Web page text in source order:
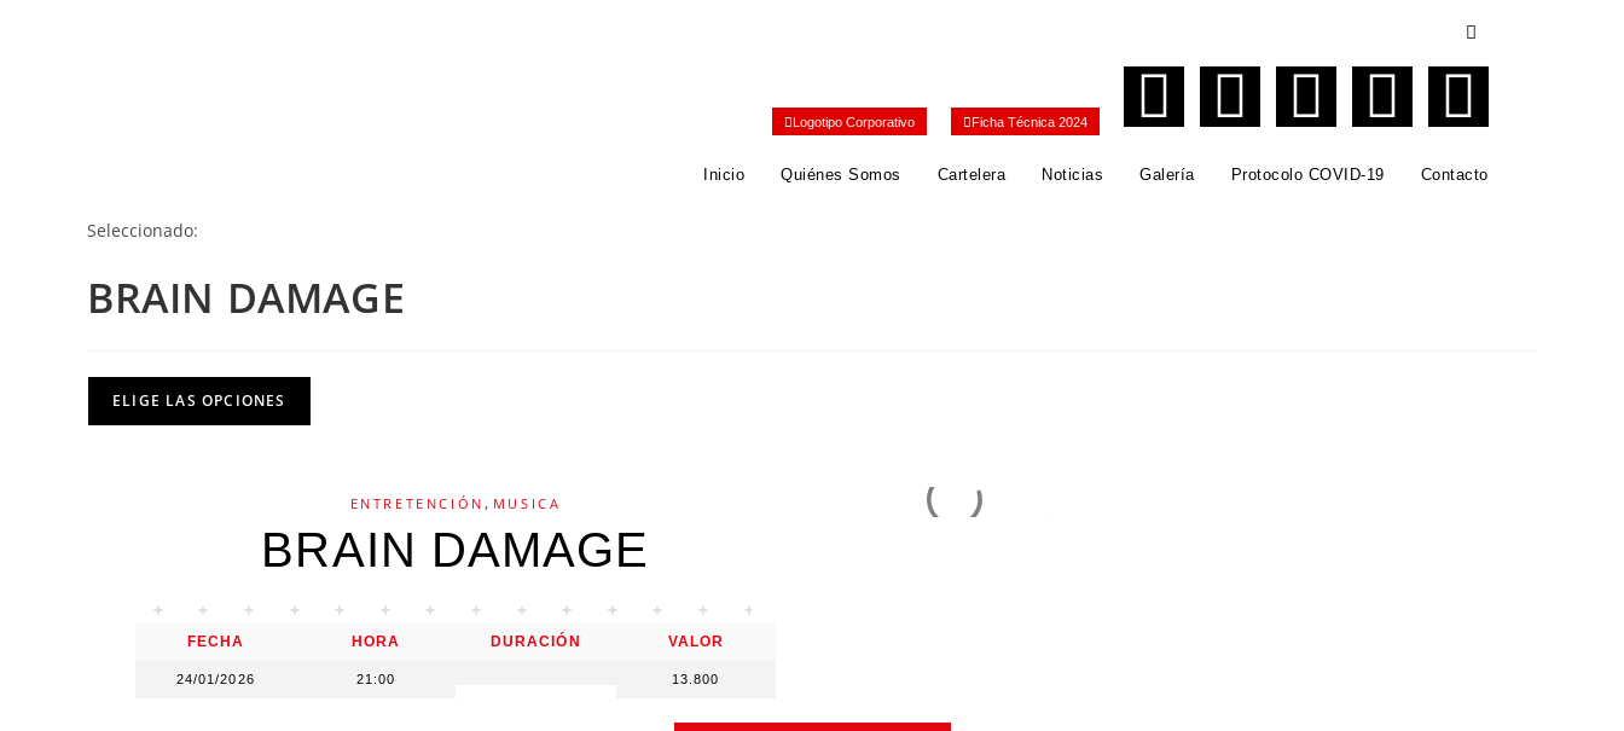
Logotipo Corporativo Ficha Técnica 2024
Inicio Quiénes Somos Cartelera Noticias Galería Protocolo COVID-19 Contacto
Seleccionado:
BRAIN DAMAGE
ELIGE LAS OPCIONES
ENTRETENCIÓN , MUSICA
BRAIN DAMAGE
FECHA
24/01/2026
HORA
21:00
DURACIÓN VALOR
13.800